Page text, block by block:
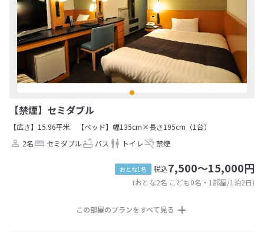
【禁煙】セミダブル
【広さ】15.96平米
【ベッド】幅135cm×長さ195cm（1台）
2名
セミダブル バス トイレ 禁煙
おとな1名 税込7,500～15,000円
(おとな2名 こども0名・1部屋/1泊2日)
この部屋のプランをすべて見る